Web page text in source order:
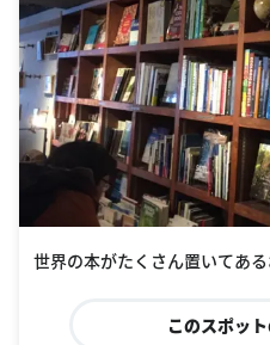
世界の本がたくさん置いてあ
このスポッ